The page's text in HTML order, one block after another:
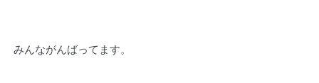
みんながんばってます。